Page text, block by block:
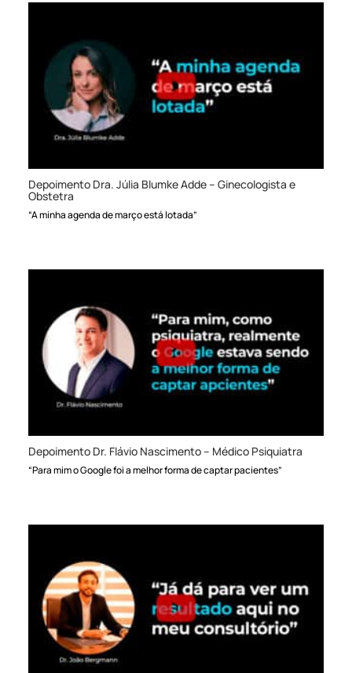
Depoimento Dra. Júlia Blumke Adde – Ginecologista e
Obstetra
“A minha agenda de março está lotada”
Depoimento Dr. Flávio Nascimento – Médico Psiquiatra
“Para mim o Google foi a melhor forma de captar pacientes”